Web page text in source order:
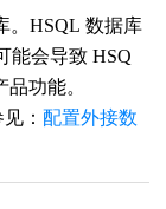
HSQL 数据库
能会导致 HSQ
功能。
： 配置外接数